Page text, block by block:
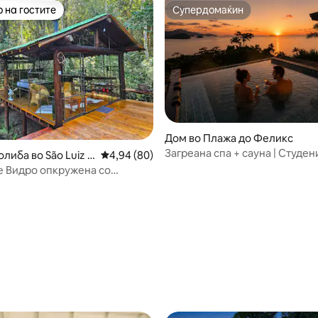
5, 47 рецензии
гостите
гостите
во São Luiz d Просечна оцена: 4,94 од 5, 80 рецензии
4,94 (80)
Видро опкружена со
Супердомаќин
Супердомаќин
Дом во Плажа до Феликс
Загреана спа + сауна |